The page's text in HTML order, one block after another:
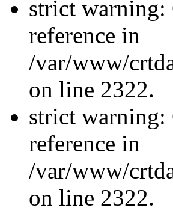
strict warning:
reference in
/var/www/
on line 2322.
strict warning:
reference in
/var/www/
on line 2322.